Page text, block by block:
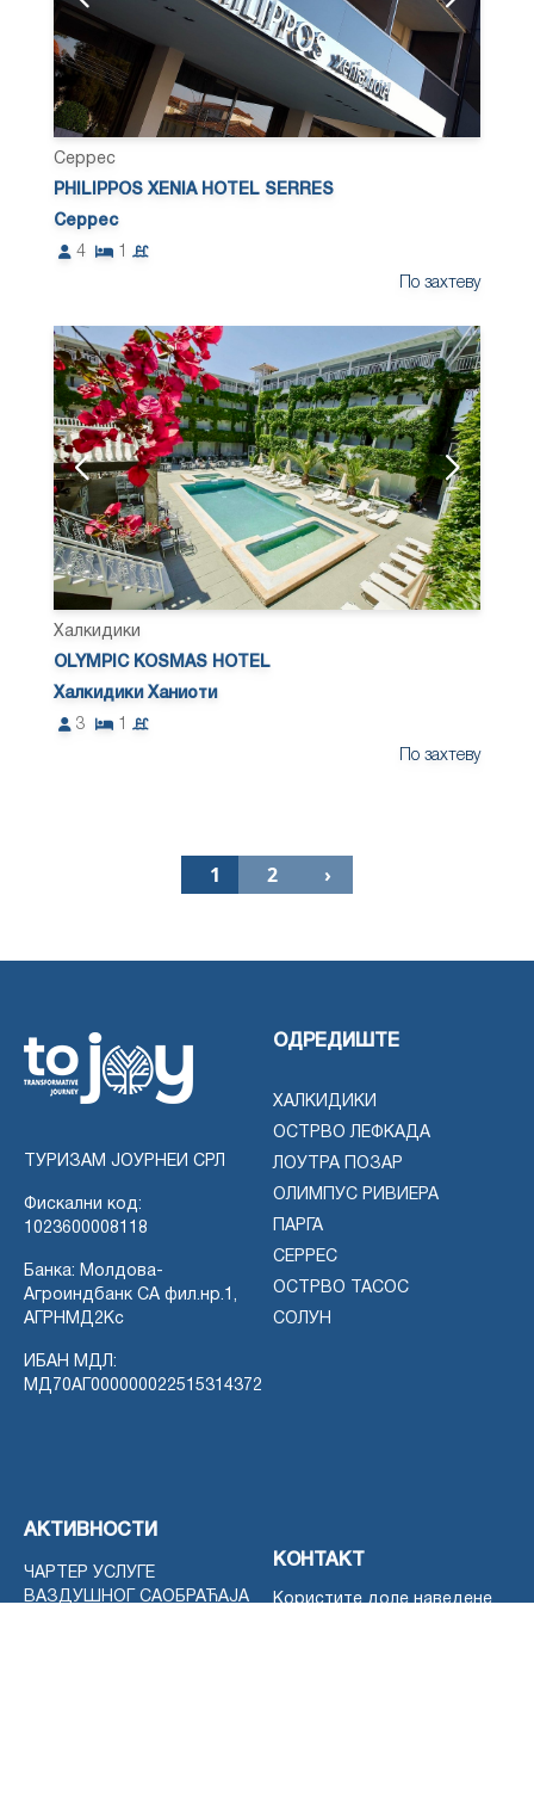
Серрес
PHILIPPOS XENIA HOTEL SERRES
Серрес
4
1
По захтеву
Халкидики
OLYMPIC KOSMAS HOTEL
Халкидики Ханиоти
3
1
По захтеву
1 2 ›
ТУРИЗАМ ЈОУРНЕИ СРЛ
Фискални код:
1023600008118
Банка: Молдова-
Агроиндбанк СА фил.нр.1,
АГРНМД2Кс
ИБАН МДЛ:
МД70АГ000000022515314372
ОДРЕДИШТЕ
ХАЛКИДИКИ
ОСТРВО ЛЕФКАДА
ЛОУТРА ПОЗАР
ОЛИМПУС РИВИЕРА
ПАРГА
СЕРРЕС
ОСТРВО ТАСОС
СОЛУН
АКТИВНОСТИ
ЧАРТЕР УСЛУГЕ
ВАЗДУШНОГ САОБРАЋАЈА
КОНТАКТ
Користите доле наведене